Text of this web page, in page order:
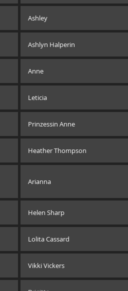
Ashley
Ashlyn Halperin
Anne
Leticia
Prinzessin Anne
Heather Thompson
Arianna
Helen Sharp
Lolita Cassard
Vikki Vickers